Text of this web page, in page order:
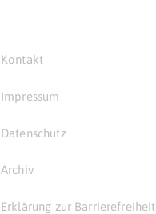
Kontakt
Impressum
Datenschutz
Archiv
Erklärung zur Barrierefreiheit